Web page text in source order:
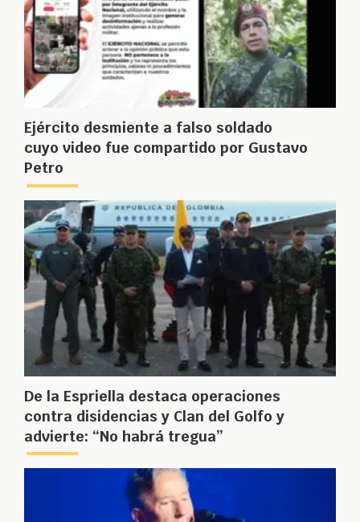
Ejército desmiente a falso soldado
cuyo video fue compartido por Gustavo
Petro
De la Espriella destaca operaciones
contra disidencias y Clan del Golfo y
advierte: “No habrá tregua”